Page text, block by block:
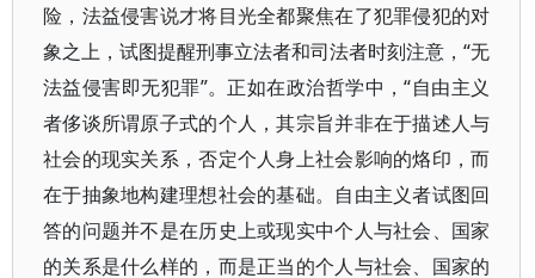
险，法益侵害说才将目光全都聚焦在了犯罪侵犯的对
象之上，试图提醒刑事立法者和司法者时刻注意，“无
法益侵害即无犯罪”。正如在政治哲学中，“自由主义
者侈谈所谓原子式的个人，其宗旨并非在于描述人与
社会的现实关系，否定个人身上社会影响的烙印，而
在于抽象地构建理想社会的基础。自由主义者试图回
答的问题并不是在历史上或现实中个人与社会、国家
的关系是什么样的，而是正当的个人与社会、国家的